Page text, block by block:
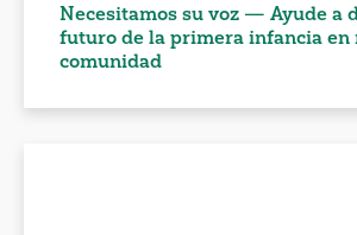
Necesitamos su voz — Ayude a
futuro de la primera infancia en
comunidad